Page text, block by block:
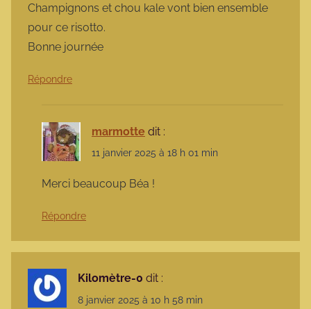
Champignons et chou kale vont bien ensemble
pour ce risotto.
Bonne journée
Répondre
marmotte dit :
11 janvier 2025 à 18 h 01 min
Merci beaucoup Béa !
Répondre
Kilomètre-0 dit :
8 janvier 2025 à 10 h 58 min